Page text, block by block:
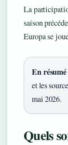
La
saison
Europa se
En
et les
mai 2026.
Quels